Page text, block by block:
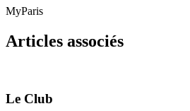
MyParis
Articles associés
Le Club